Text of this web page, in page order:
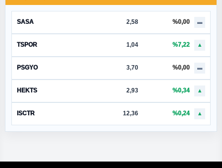
SASA 2,58 %0,00 ▬
TSPOR 1,04 %7,22 ▲
PSGYO 3,70 %0,00 ▬
HEKTS 2,93 %0,34 ▲
ISCTR 12,36 %0,24 ▲